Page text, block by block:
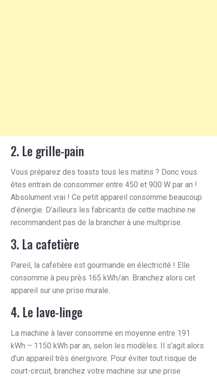
2. Le grille-pain
Vous préparez des toasts tous les matins ? Donc vous
êtes entrain de consommer entre 450 et 900 W par an !
Absolument vrai ! Ce petit appareil consomme beaucoup
d’énergie. D’ailleurs les fabricants de cette machine ne
recommandent pas de la brancher à une multiprise.
3. La cafetière
Pareil, la cafetière est gourmande en électricité ! Elle
consomme à peu près 165 kWh/an. Branchez alors cet
appareil sur une prise murale.
4. Le lave-linge
La machine à laver consomme en moyenne entre 191
kWh – 1150 kWh par an, selon les modèles. Il s’agit alors
d’un appareil très énergivore. Pour éviter tout risque de
court-circuit, branchez votre machine sur une prise